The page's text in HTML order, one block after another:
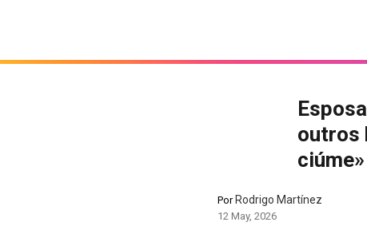
outros
ciúme»
PorRodrigo Martínez
12 May, 2026